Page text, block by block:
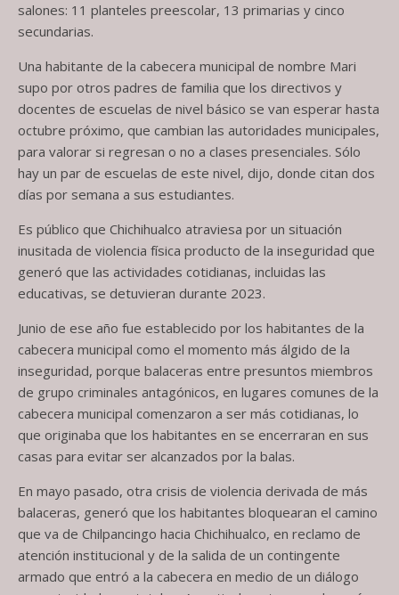
salones: 11 planteles preescolar, 13 primarias y cinco
secundarias.
Una habitante de la cabecera municipal de nombre Mari
supo por otros padres de familia que los directivos y
docentes de escuelas de nivel básico se van esperar hasta
octubre próximo, que cambian las autoridades municipales,
para valorar si regresan o no a clases presenciales. Sólo
hay un par de escuelas de este nivel, dijo, donde citan dos
días por semana a sus estudiantes.
Es público que Chichihualco atraviesa por un situación
inusitada de violencia física producto de la inseguridad que
generó que las actividades cotidianas, incluidas las
educativas, se detuvieran durante 2023.
Junio de ese año fue establecido por los habitantes de la
cabecera municipal como el momento más álgido de la
inseguridad, porque balaceras entre presuntos miembros
de grupo criminales antagónicos, en lugares comunes de la
cabecera municipal comenzaron a ser más cotidianas, lo
que originaba que los habitantes en se encerraran en sus
casas para evitar ser alcanzados por la balas.
En mayo pasado, otra crisis de violencia derivada de más
balaceras, generó que los habitantes bloquearan el camino
que va de Chilpancingo hacia Chichihualco, en reclamo de
atención institucional y de la salida de un contingente
armado que entró a la cabecera en medio de un diálogo